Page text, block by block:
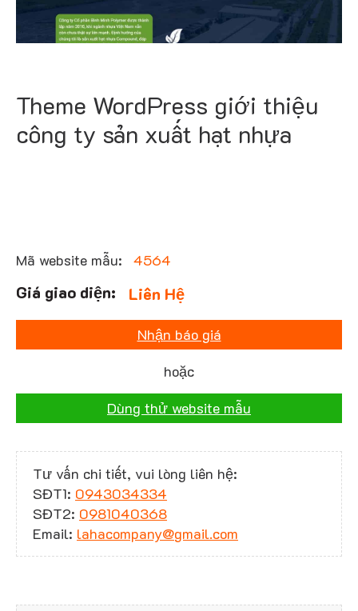
Theme WordPress giới thiệu
công ty sản xuất hạt nhựa
Mã website mẫu: 4564
Liên Hệ
Nhận báo giá
hoặc
Dùng thử website mẫu
Tư vấn chi tiết, vui lòng liên hệ:
SĐT1: 0943034334
SĐT2: 0981040368
Email: lahacompany@gmail.com